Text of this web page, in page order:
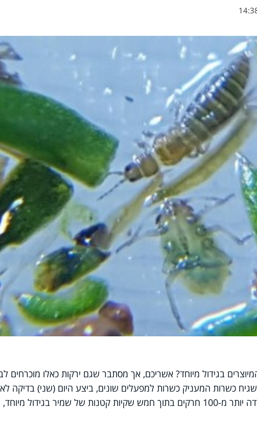
בגידול מיוחד? אשריכם, אך מסתבר שגם ירקות כאלו מוכרחים
כשרות המעניק כשרות למפעלים שונים, ביצע היום (שני) בדיקה
של עלי שמיר וגילה למרבה החרדה יותר מ-100 חרקים בתוך חמש שקיות קטנות של שמיר בגידול מיוחד,